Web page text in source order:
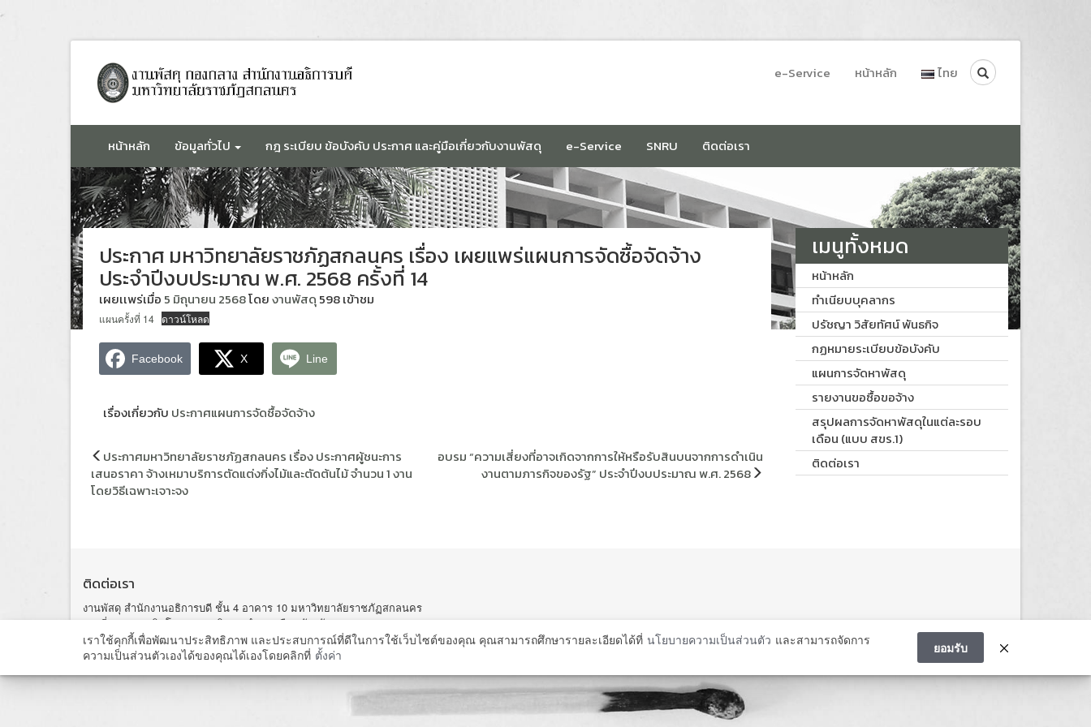
เนื้อหา
e-Service หน้าหลัก ไทย Search
หน้าหลัก ข้อมูลทั่วไป กฎ ระเบียบ ข้อบังคับ ประกาศ และคู่มือเกี่ยวกับงานพัสดุ e-Service SNRU ติดต่อเรา
ประกาศ มหาวิทยาลัยราชภัฏสกลนคร เรื่อง เผยแพร่แผนการจัดซื้อจัดจ้าง
ประจำปีงบประมาณ พ.ศ. 2568 ครั้งที่ 14
เผยเเพร่เมื่อ 5 มิถุนายน 2568โดยงานพัสดุ 598 เข้าชม
แผนครั้งที่ 14 ดาวน์โหลด
Facebook X Line
เรื่องเกี่ยวกับ ประกาศแผนการจัดซื้อจัดจ้าง
แนะแนว
เรื่อง
ประกาศมหาวิทยาลัยราชภัฏสกลนคร เรื่อง ประกาศผู้ชนะการ
เสนอราคา จ้างเหมาบริการตัดแต่งกิ่งไม้และตัดต้นไม้ จำนวน 1 งาน
โดยวิธีเฉพาะเจาะจง
อบรม “ความเสี่ยงที่อาจเกิดจากการให้หรือรับสินบนจากการดำเนิน
งานตามภารกิจของรัฐ” ประจำปีงบประมาณ พ.ศ. 2568
เมนูทั้งหมด
หน้าหลัก
ทำเนียบบุคลากร
ปรัชญา วิสัยทัศน์ พันธกิจ
กฏหมายระเบียบข้อบังคับ
แผนการจัดหาพัสดุ
รายงานขอซื้อขอจ้าง
สรุปผลการจัดหาพัสดุในแต่ละรอบ
เดือน (แบบ สขร.1)
ติดต่อเรา
ติดต่อเรา
งานพัสดุ สำนักงานอธิการบดี ชั้น 4 อาคาร 10 มหาวิทยาลัยราชภัฏสกลนคร
เลขที่ 680 ถนนนิตโย ต. ธาตุเชิงชุม อำเภอเมือง จังหวัดสกลนคร 47000
โทรศัพท์ 042-970049 โทรภายใน 112
Copyright@ 2015 Sakon Nakhon Rajabhat University
เราใช้คุกกี้เพื่อพัฒนาประสิทธิภาพ และประสบการณ์ที่ดีในการใช้เว็บไซต์ของคุณ คุณสามารถศึกษารายละเอียดได้ที่ นโยบายความเป็นส่วนตัว และสามารถจัดการ
ความเป็นส่วนตัวเองได้ของคุณได้เองโดยคลิกที่ ตั้งค่า ยอมรับ